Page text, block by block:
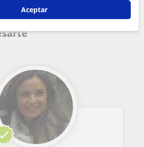
de Español para
Nava de Francia que
Aceptar